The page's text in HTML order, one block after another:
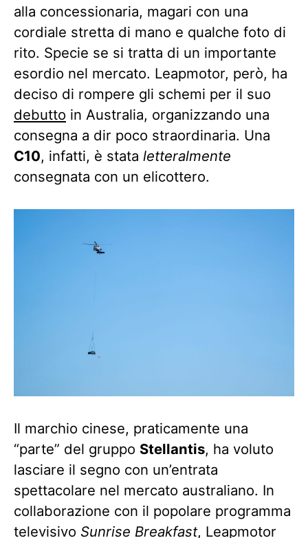
alla concessionaria, magari con una
cordiale stretta di mano e qualche foto di
rito. Specie se si tratta di un importante
esordio nel mercato. Leapmotor, però, ha
deciso di rompere gli schemi per il suo
debutto in Australia, organizzando una
consegna a dir poco straordinaria. Una
C10, infatti, è stata letteralmente
consegnata con un elicottero.
Il marchio cinese, praticamente una
“parte” del gruppo Stellantis, ha voluto
lasciare il segno con un’entrata
spettacolare nel mercato australiano. In
collaborazione con il popolare programma
televisivo Sunrise Breakfast, Leapmotor